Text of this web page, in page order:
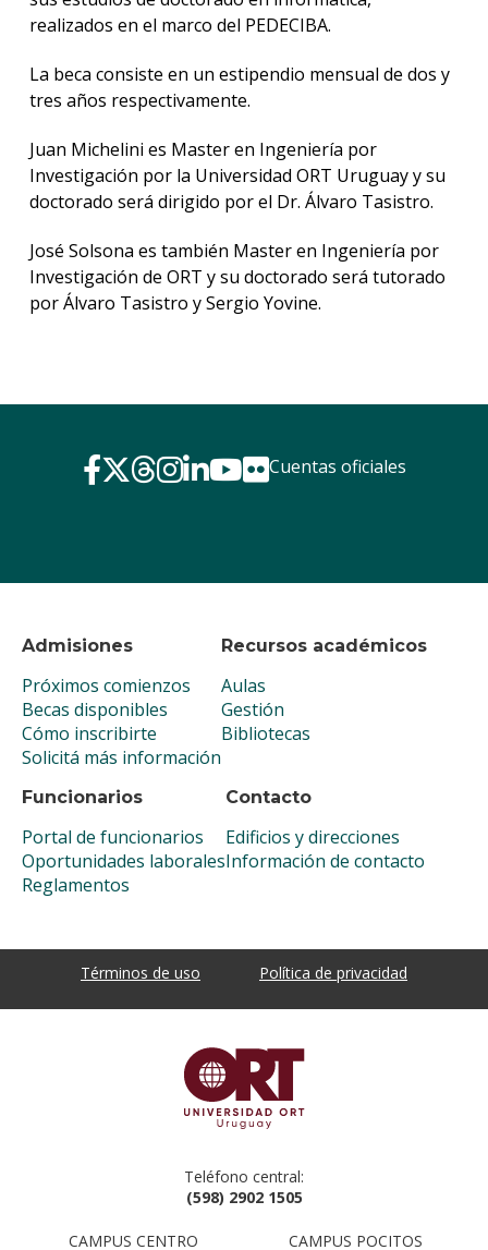
realizados en el marco del PEDECIBA.
La beca consiste en un estipendio mensual de dos y
tres años respectivamente.
Juan Michelini es Master en Ingeniería por
Investigación por la Universidad ORT Uruguay y su
doctorado será dirigido por el Dr. Álvaro Tasistro.
José Solsona es también Master en Ingeniería por
Investigación de ORT y su doctorado será tutorado
por Álvaro Tasistro y Sergio Yovine.
Admisiones
Próximos comienzos
Becas disponibles
Cómo inscribirte
Solicitá más información
Recursos académicos
Aulas
Gestión
Bibliotecas
Funcionarios
Portal de funcionarios
Oportunidades laborales
Reglamentos
Contacto
Edificios y direcciones
Información de contacto
Cuentas oficiales
Términos de uso Política de privacidad
Teléfono central:
(598) 2902 1505
CAMPUS CENTRO CAMPUS POCITOS